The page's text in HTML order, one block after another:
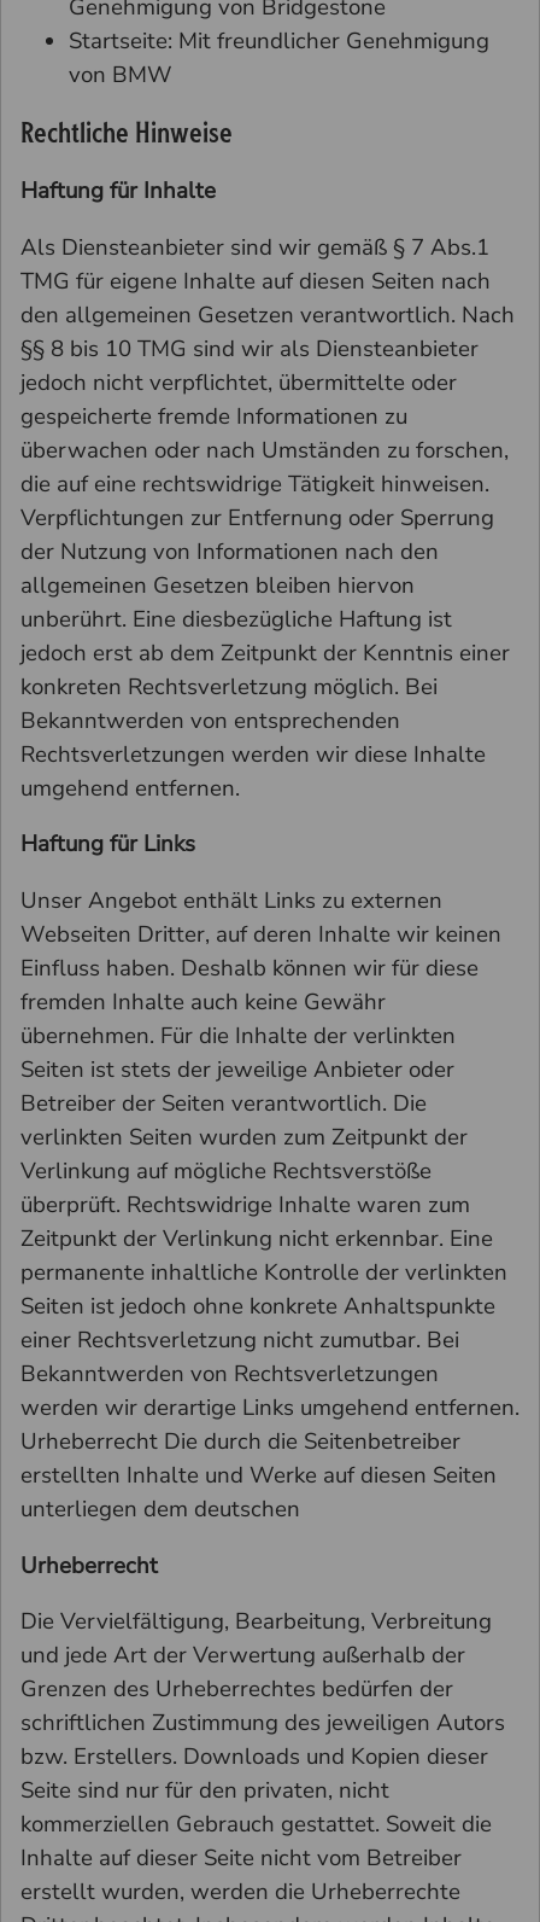
Genehmigung von Bridgestone
Startseite: Mit freundlicher Genehmigung
von BMW
Rechtliche Hinweise
Haftung für Inhalte
Als Diensteanbieter sind wir gemäß § 7 Abs.1
TMG für eigene Inhalte auf diesen Seiten nach
den allgemeinen Gesetzen verantwortlich. Nach
§§ 8 bis 10 TMG sind wir als Diensteanbieter
jedoch nicht verpflichtet, übermittelte oder
gespeicherte fremde Informationen zu
überwachen oder nach Umständen zu forschen,
die auf eine rechtswidrige Tätigkeit hinweisen.
Verpflichtungen zur Entfernung oder Sperrung
der Nutzung von Informationen nach den
allgemeinen Gesetzen bleiben hiervon
unberührt. Eine diesbezügliche Haftung ist
jedoch erst ab dem Zeitpunkt der Kenntnis einer
konkreten Rechtsverletzung möglich. Bei
Bekanntwerden von entsprechenden
Rechtsverletzungen werden wir diese Inhalte
umgehend entfernen.
Haftung für Links
Unser Angebot enthält Links zu externen
Webseiten Dritter, auf deren Inhalte wir keinen
Einfluss haben. Deshalb können wir für diese
fremden Inhalte auch keine Gewähr
übernehmen. Für die Inhalte der verlinkten
Seiten ist stets der jeweilige Anbieter oder
Betreiber der Seiten verantwortlich. Die
verlinkten Seiten wurden zum Zeitpunkt der
Verlinkung auf mögliche Rechtsverstöße
überprüft. Rechtswidrige Inhalte waren zum
Zeitpunkt der Verlinkung nicht erkennbar. Eine
permanente inhaltliche Kontrolle der verlinkten
Seiten ist jedoch ohne konkrete Anhaltspunkte
einer Rechtsverletzung nicht zumutbar. Bei
Bekanntwerden von Rechtsverletzungen
werden wir derartige Links umgehend entfernen.
Urheberrecht Die durch die Seitenbetreiber
erstellten Inhalte und Werke auf diesen Seiten
unterliegen dem deutschen
Urheberrecht
Die Vervielfältigung, Bearbeitung, Verbreitung
und jede Art der Verwertung außerhalb der
Grenzen des Urheberrechtes bedürfen der
schriftlichen Zustimmung des jeweiligen Autors
bzw. Erstellers. Downloads und Kopien dieser
Seite sind nur für den privaten, nicht
kommerziellen Gebrauch gestattet. Soweit die
Inhalte auf dieser Seite nicht vom Betreiber
erstellt wurden, werden die Urheberrechte